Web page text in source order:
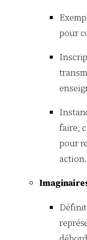
pour
faire,
pour
action.